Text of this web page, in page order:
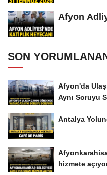
Afyon
SON
Afyon'da
Aynı Soruyu
Antalya
hizmete